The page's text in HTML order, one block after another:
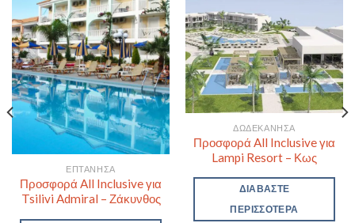
ΕΠΤΆΝΗΣΑ
Προσφορά All Inclusive για
Tsilivi Admiral – Ζάκυνθος
ΔΩΔΕΚΆΝΗΣΑ
Προσφορά All Inclusive για
Lampi Resort – Κως
ΔΙΑΒΆΣΤΕ
ΠΕΡΙΣΣΌΤΕΡΑ